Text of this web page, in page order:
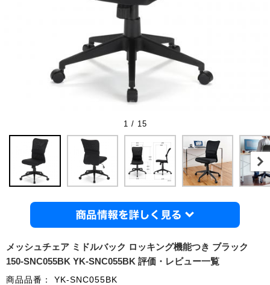
1 / 15
メッシュチェア ミドルバック ロッキング機能つき ブラック
150-SNC055BK YK-SNC055BK 評価・レビュー一覧
商品品番： YK-SNC055BK